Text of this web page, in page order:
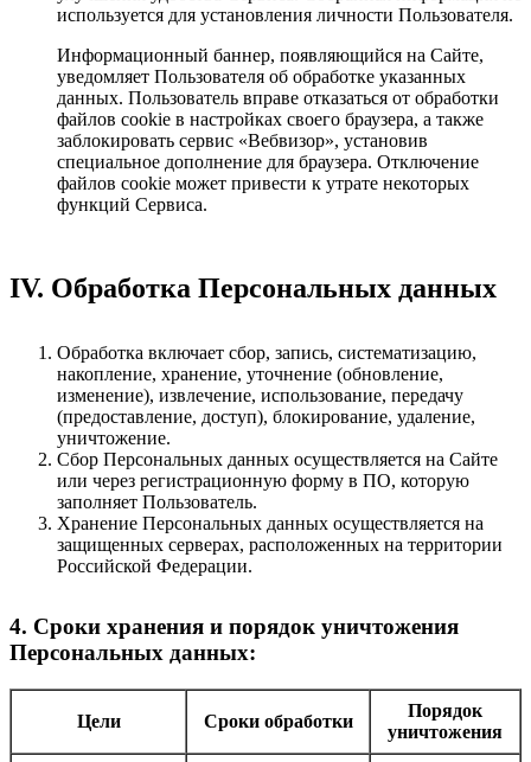
используется для установления личности Пользователя.
Информационный баннер, появляющийся на Сайте,
уведомляет Пользователя об обработке указанных
данных. Пользователь вправе отказаться от обработки
файлов cookie в настройках своего браузера, а также
заблокировать сервис «Вебвизор», установив
специальное дополнение для браузера. Отключение
файлов cookie может привести к утрате некоторых
функций Сервиса.
IV. Обработка Персональных данных
Обработка включает сбор, запись, систематизацию,
накопление, хранение, уточнение (обновление,
изменение), извлечение, использование, передачу
(предоставление, доступ), блокирование, удаление,
уничтожение.
Сбор Персональных данных осуществляется на Сайте
или через регистрационную форму в ПО, которую
заполняет Пользователь.
Хранение Персональных данных осуществляется на
защищенных серверах, расположенных на территории
Российской Федерации.
4. Сроки хранения и порядок уничтожения
Персональных данных:
Цели Сроки обработки
Порядок
уничтожения